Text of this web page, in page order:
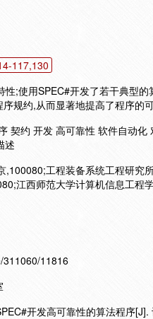
117,130
性;使用SPEC#开发了若干典型
规约,从而显著地提高了程序
契约 开发 高可靠性 软件自动
述
,100080;工程装备系统工程研
江西师范大学计算机信息工程
311060/11816
开发高可靠性的算法程序